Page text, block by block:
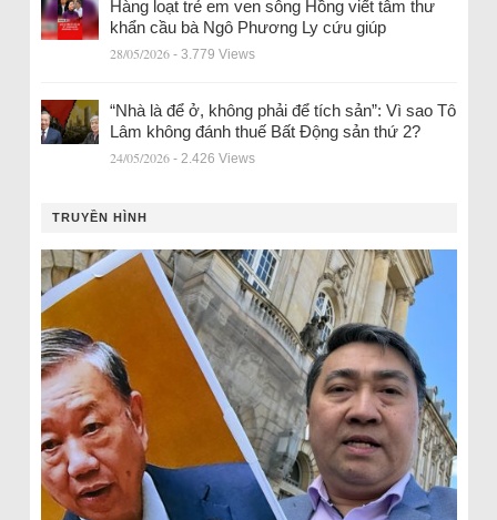
Hàng loạt trẻ em ven sông Hồng viết tâm thư
khẩn cầu bà Ngô Phương Ly cứu giúp
28/05/2026 - 3.779 Views
“Nhà là để ở, không phải để tích sản”: Vì sao Tô
Lâm không đánh thuế Bất Động sản thứ 2?
24/05/2026 - 2.426 Views
TRUYỀN HÌNH